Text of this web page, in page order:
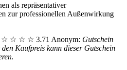
als repräsentativer
zur professionellen Außenwirkung
☆ ☆ ☆ ☆ 3.71 Anonym: Gutschein
Kaufpreis kann dieser Gutschein